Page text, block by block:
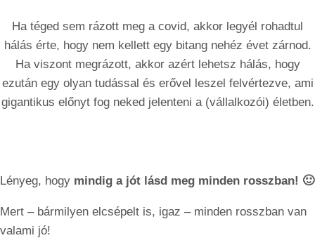
Ha téged sem rázott meg a covid, akkor legyél rohadtul
hálás érte, hogy nem kellett egy bitang nehéz évet zárnod.
Ha viszont megrázott, akkor azért lehetsz hálás, hogy
ezután egy olyan tudással és erővel leszel felvértezve, ami
gigantikus előnyt fog neked jelenteni a (vállalkozói) életben.
Lényeg, hogy mindig a jót lásd meg minden rosszban! 🙂
Mert – bármilyen elcsépelt is, igaz – minden rosszban van
valami jó!